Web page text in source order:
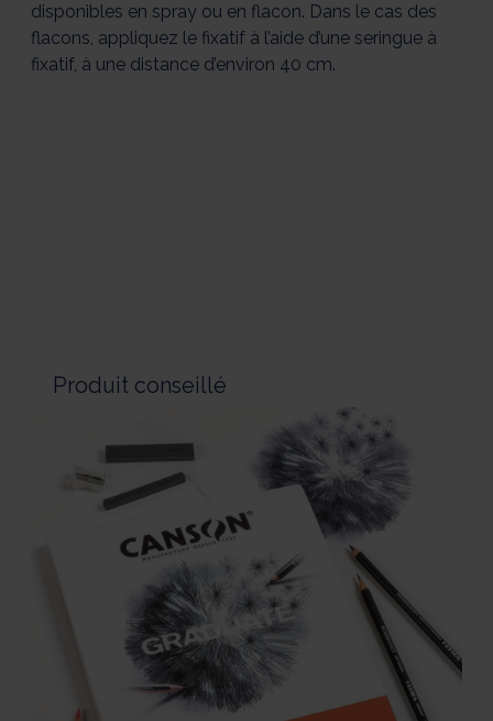
disponibles en spray ou en flacon. Dans le cas des
flacons, appliquez le fixatif à l’aide d’une seringue à
fixatif, à une distance d’environ 40 cm.
Produit conseillé